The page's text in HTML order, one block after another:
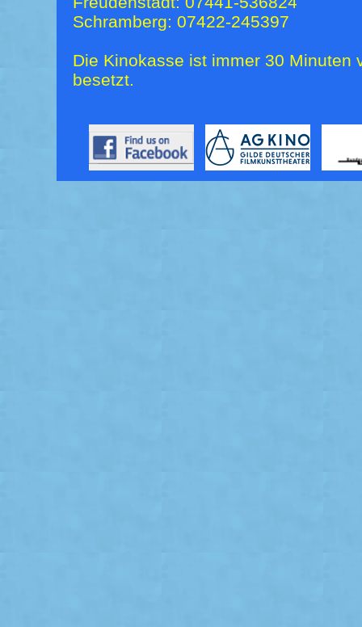
Schramberg: 07422-245397
Die Kinokasse ist immer 30 Minuten
besetzt.